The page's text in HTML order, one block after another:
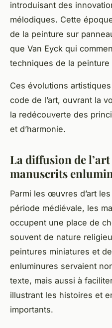
introduisant des
mélodiques. Cette
de la peinture sur
que Van Eyck qui
techniques de la peinture
Ces évolutions
code de l’art, ouvrant la
la redécouverte des
et d’harmonie.
La diffusion de
manuscrits
Parmi les œuvres d’art
période médiévale, les
occupent une place de
souvent de nature
peintures miniatures et
enluminures servaient
texte, mais aussi à
illustrant les histoires et
importants.